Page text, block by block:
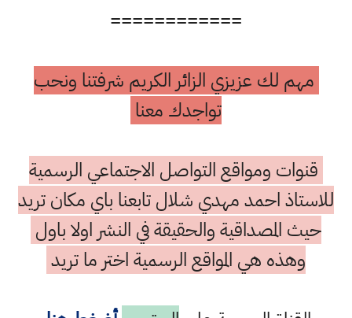
============
مهم لك عزيزي الزائر الكريم شرفتنا ونحب
تواجدك معنا
قنوات ومواقع التواصل الاجتماعي الرسمية
للاستاذ احمد مهدي شلال تابعنا باي مكان تريد
حيث المصداقية والحقيقة في النشر اولا باول
وهذه هي المواقع الرسمية اختر ما تريد